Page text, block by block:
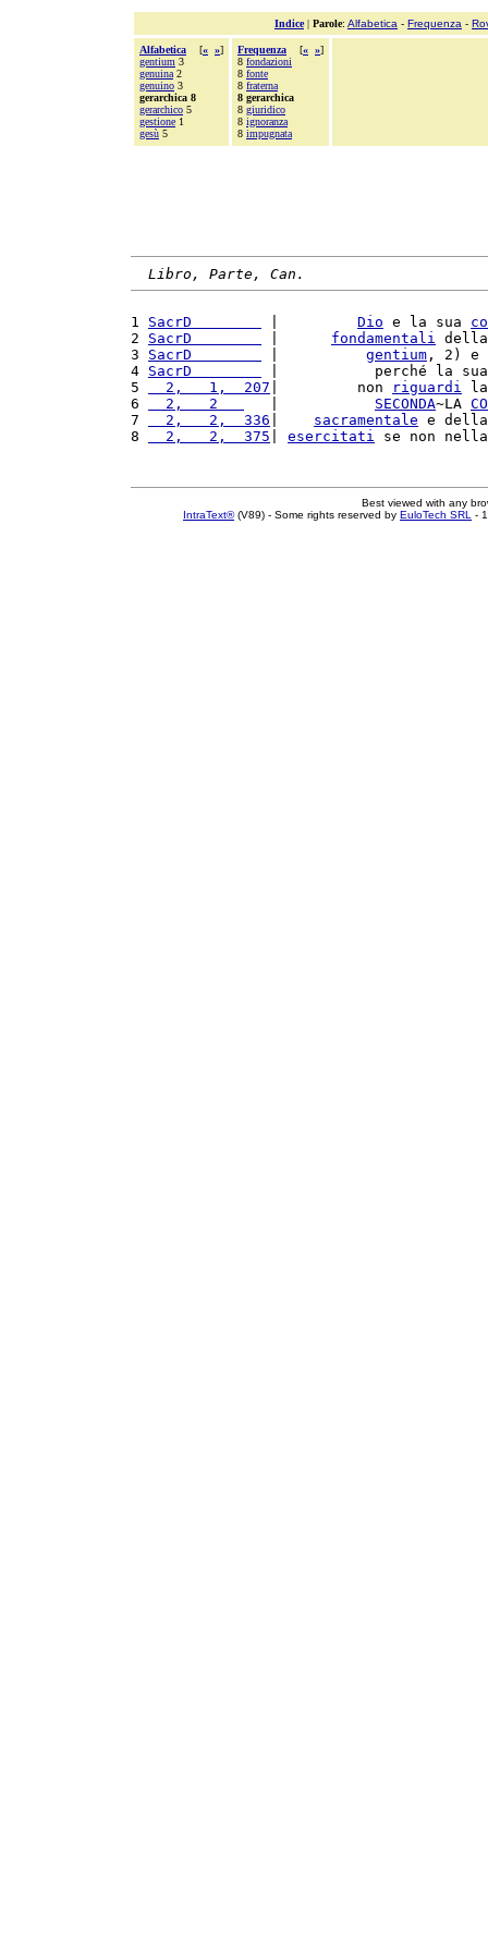
Indice| Parole: Alfabetica - Frequenza -
Alfabetica [« »]
gentium 3
genuina 2
genuino 3
gerarchica 8
gerarchico 5
gestione 1
gesù 5
Frequenza [« »]
8 fondazioni
8 fonte
8 fraterna
8 gerarchica
8 giuridico
8 ignoranza
8 impugnata
Libro, Parte, Can.
1 SacrD Dio e la sua
2 SacrD fondamentali
3 SacrD gentium , 2)
4 SacrD
|           perché la
5
  2,   1,  207
|         non riguardi
6
  2,   2
SECONDA~LA
7
  2,   2,  336
sacramentale e
8
  2,   2,  375
esercitati se non
Best viewed with any
IntraText®(V89) - Some rights reserved by EuloTech SRL -